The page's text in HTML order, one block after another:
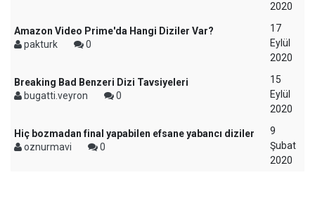
2020
Amazon Video Prime'da Hangi Diziler Var?
pakturk
0
17
Eylül
2020
Breaking Bad Benzeri Dizi Tavsiyeleri
bugatti.veyron
0
15
Eylül
2020
Hiç bozmadan final yapabilen efsane yabancı diziler
oznurmavi
0
9
Şubat
2020